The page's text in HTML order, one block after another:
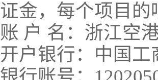
证金，每个项目的
账 户 名：浙江空
开户银行：中国